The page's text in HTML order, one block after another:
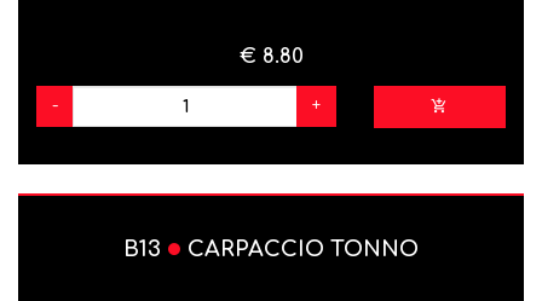
€ 8.80
- +
B13 CARPACCIO TONNO